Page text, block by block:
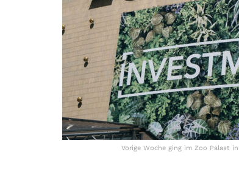
Vorige Woche ging im Zoo Palast